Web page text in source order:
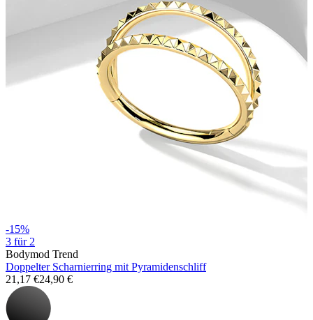
Stretching
Shoppe Titan
-15%
3 für 2
Bodymod Trend
Doppelter Scharnierring mit Pyramidenschliff
21,17 €24,90 €